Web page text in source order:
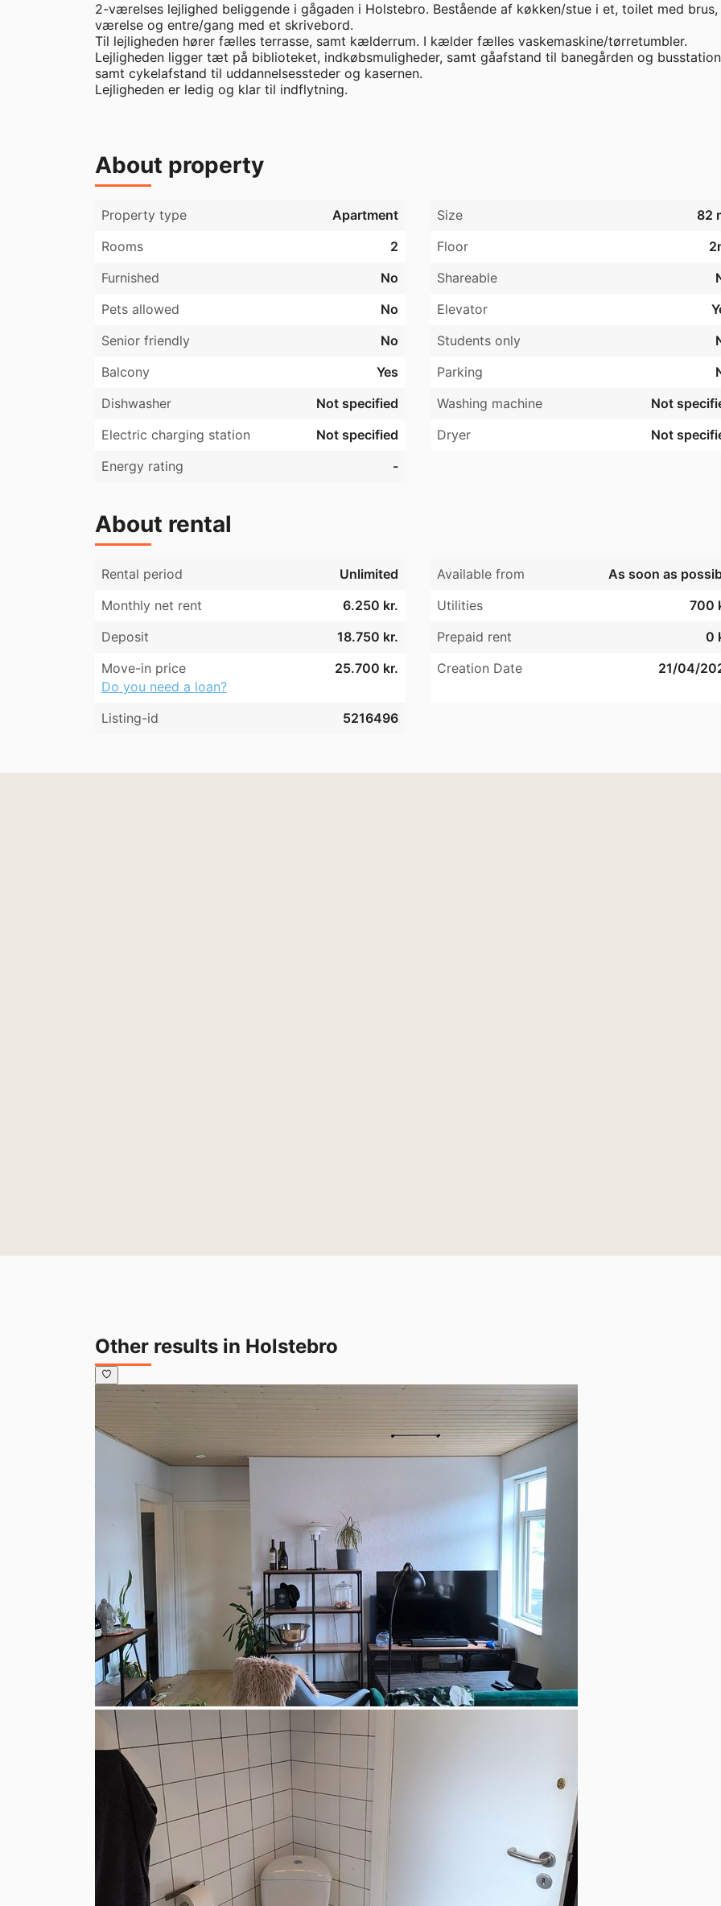
2-værelses lejlighed beliggende i gågaden i Holstebro. Bestående af køkken/stue i et, toilet med brus,
værelse og entre/gang med et skrivebord.
Til lejligheden hører fælles terrasse, samt kælderrum. I kælder fælles vaskemaskine/tørretumbler.
Lejligheden ligger tæt på biblioteket, indkøbsmuligheder, samt gåafstand til banegården og
samt cykelafstand til uddannelsessteder og kasernen.
Lejligheden er ledig og klar til indflytning.
About property
Property type Apartment Size
82
Rooms
2 Floor
Furnished
No Shareable
Pets allowed
No Elevator
Senior friendly
No Students only
Balcony
Yes Parking
Dishwasher
Not specified Washing machine
Not
Electric charging station
Not specified Dryer
Not
Energy rating
-
About rental
Rental period Unlimited Available from
As soon as
Monthly net rent
6.250 kr. Utilities
700
Deposit
18.750 kr. Prepaid rent
0
Move-in price
25.700 kr.
Do you need a loan?
Creation Date 21/04/
Listing-id 5216496
Other results in Holstebro